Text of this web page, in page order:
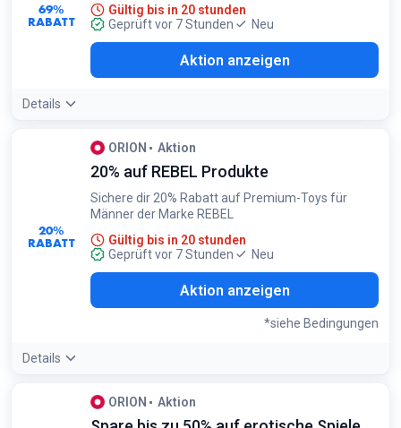
69%
RABATT
Gültig bis in 20 stunden
Geprüft vor 7 Stunden
Neu
Aktion anzeigen
Details
20%
RABATT
ORION Aktion
20% auf REBEL Produkte
Sichere dir 20% Rabatt auf Premium-Toys für
Männer der Marke REBEL
Gültig bis in 20 stunden
Geprüft vor 7 Stunden
Neu
Aktion anzeigen
*siehe Bedingungen
Details
Bedingungen:
Gilt nur für REBEL Produkte
ORION Aktion